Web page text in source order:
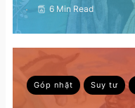
6 Min Read
Góp nhặt Suy tư